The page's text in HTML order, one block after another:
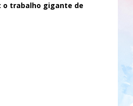
o trabalho gigante de